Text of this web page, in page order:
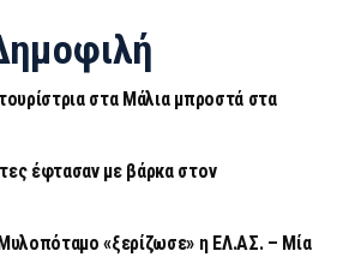
στα Μάλια μπροστά στα
έφτασαν με βάρκα στον
«ξερίζωσε» η ΕΛ.ΑΣ. – Μία